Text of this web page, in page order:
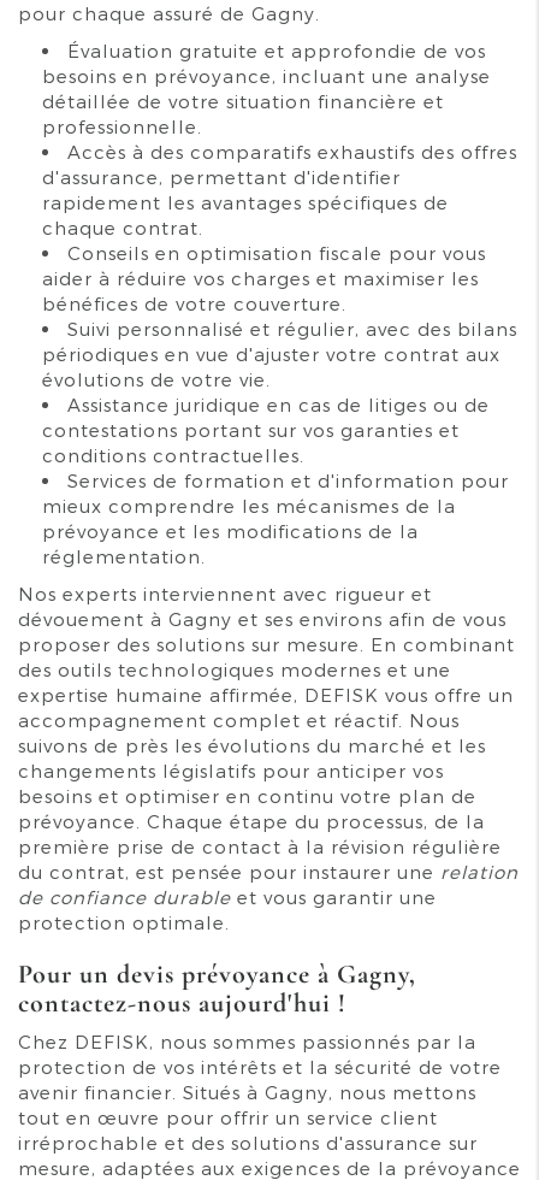
pour chaque assuré de Gagny.
Évaluation gratuite et approfondie de vos
besoins en prévoyance, incluant une analyse
détaillée de votre situation financière et
professionnelle.
Accès à des comparatifs exhaustifs des offres
d'assurance, permettant d'identifier
rapidement les avantages spécifiques de
chaque contrat.
Conseils en optimisation fiscale pour vous
aider à réduire vos charges et maximiser les
bénéfices de votre couverture.
Suivi personnalisé et régulier, avec des bilans
périodiques en vue d'ajuster votre contrat aux
évolutions de votre vie.
Assistance juridique en cas de litiges ou de
contestations portant sur vos garanties et
conditions contractuelles.
Services de formation et d'information pour
mieux comprendre les mécanismes de la
prévoyance et les modifications de la
réglementation.
Nos experts interviennent avec rigueur et
dévouement à Gagny et ses environs afin de vous
proposer des solutions sur mesure. En combinant
des outils technologiques modernes et une
expertise humaine affirmée, DEFISK vous offre un
accompagnement complet et réactif. Nous
suivons de près les évolutions du marché et les
changements législatifs pour anticiper vos
besoins et optimiser en continu votre plan de
prévoyance. Chaque étape du processus, de la
première prise de contact à la révision régulière
du contrat, est pensée pour instaurer une relation
de confiance durable et vous garantir une
protection optimale.
Pour un devis prévoyance à Gagny,
contactez-nous aujourd'hui !
Chez DEFISK, nous sommes passionnés par la
protection de vos intérêts et la sécurité de votre
avenir financier. Situés à Gagny, nous mettons
tout en œuvre pour offrir un service client
irréprochable et des solutions d'assurance sur
mesure, adaptées aux exigences de la prévoyance